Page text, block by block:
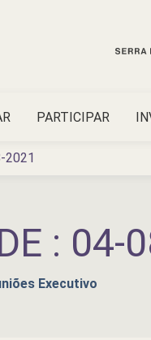
PARTICIPAR
2021
: 04-
Executivo